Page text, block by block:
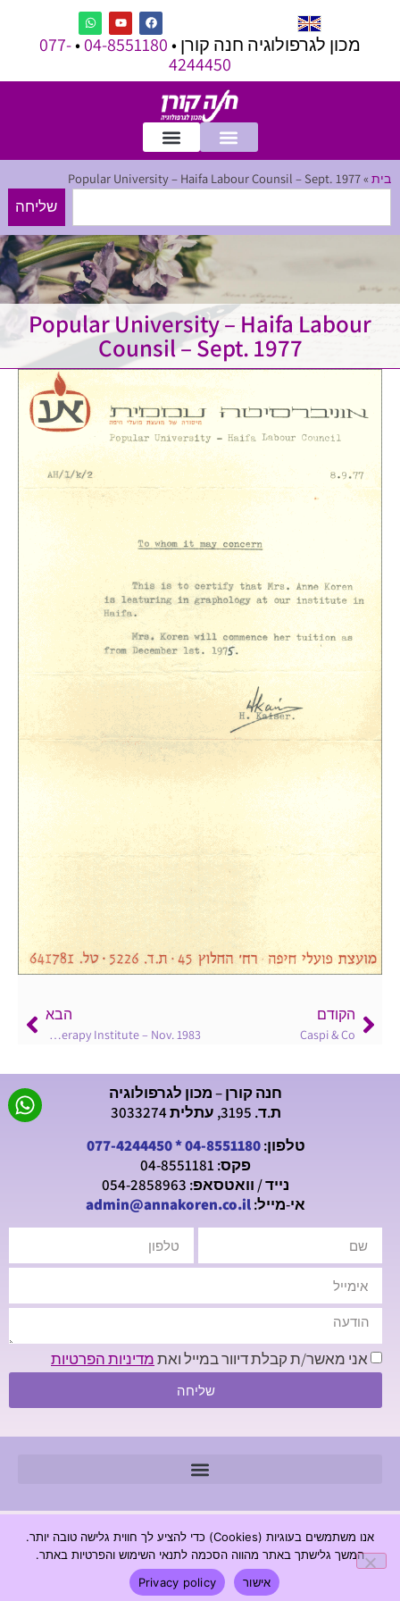
מכון לגרפולוגיה חנה קורן •04-8551180
•
077-
4244450
בית »
Popular University – Haifa Labour Counsil – Sept. 1977
שליחה
Popular University – Haifa Labour
Counsil – Sept. 1977
הקודם
Caspi & Co
הבא
Bronsky Psychotherapy Institute – Nov. 1983
חנה קורן – מכון לגרפולוגיה
ת.ד. 3195, עתלית 3033274
טלפון:04-8551180
*
077-4244450
פקס: 04-8551181
נייד / וואטסאפ: 054-2858963
אי-מייל:admin@annakoren.co.il
אני מאשר/ת קבלת דיוור במייל ואתמדיניות הפרטיות
שליחה
© 2026 כל הזכויות שמורות - חנה קורן מכון לגרפולוגיה |
www.annakoren.co.il
מדיניות פרטיות
אנו משתמשים בעוגיות (Cookies) כדי להציע לך חווית גלישה טובה יותר.
המשך גלישתך באתר מהווה הסכמה לתנאי השימוש והפרטיות באתר.
אישור
Privacy policy